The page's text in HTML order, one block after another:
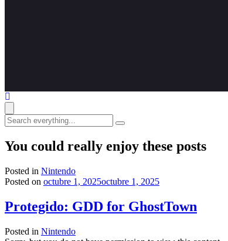
Search
everything...
You could really enjoy these posts
Posted in Nintendo
Posted on octubre 1, 2025octubre 1, 2025
Protegido: GDD for GhostTown
Posted in Nintendo